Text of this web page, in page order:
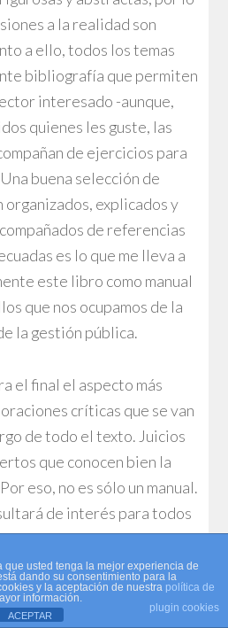
a la realidad son
a ello, todos los temas
bibliografía que permiten
interesado -aunque,
quienes les guste, las
de ejercicios para
buena selección de
explicados y
de referencias
es lo que me lleva a
este libro como manual
que nos ocupamos de la
la gestión pública.
el final el aspecto más
críticas que se van
de todo el texto. Juicios
que conocen bien la
eso, no es sólo un manual.
de interés para todos
de la economía pública.
que usted tenga la mejor experiencia de
dando su consentimiento para la
y la aceptación de nuestra política de
información.
plugin cookies
ACEPTAR